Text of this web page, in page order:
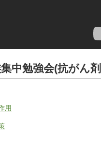
集中勉強会(抗が
用